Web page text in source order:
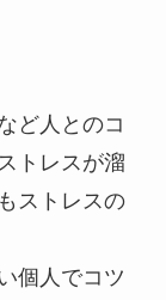
ど人とのコ
トレスが溜
ストレスの
個人でコツ